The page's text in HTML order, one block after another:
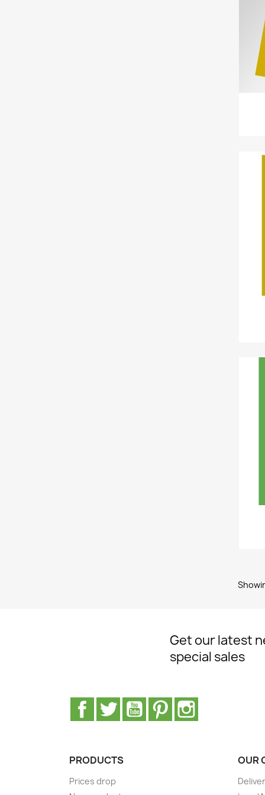
Get our latest
special sales
Facebook
Twitter YoutubePinterest
PRODUCTS
Prices drop
OUR